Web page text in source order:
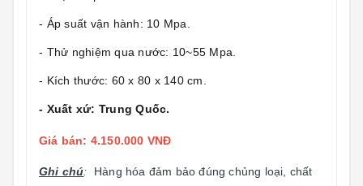
- Áp suất vận hành: 10 Mpa.
- Thử nghiệm qua nước: 10~55 Mpa.
- Kích thước: 60 x 80 x 140 cm.
- Xuất xứ: Trung Quốc.
Giá bán: 4.150.000 VNĐ
Ghi chú: Hàng hóa đảm bảo đúng chủng loại, chất